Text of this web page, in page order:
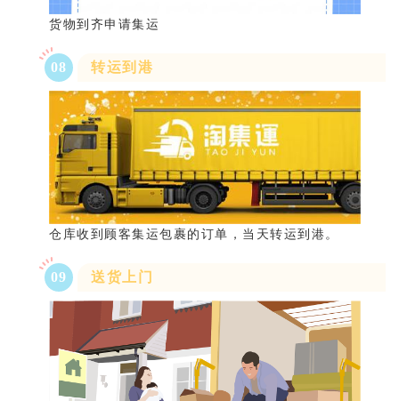
货物到齐申请集运
08 转运到港
仓库收到顾客集运包裹的订单，当天转运到港。
09 送货上门